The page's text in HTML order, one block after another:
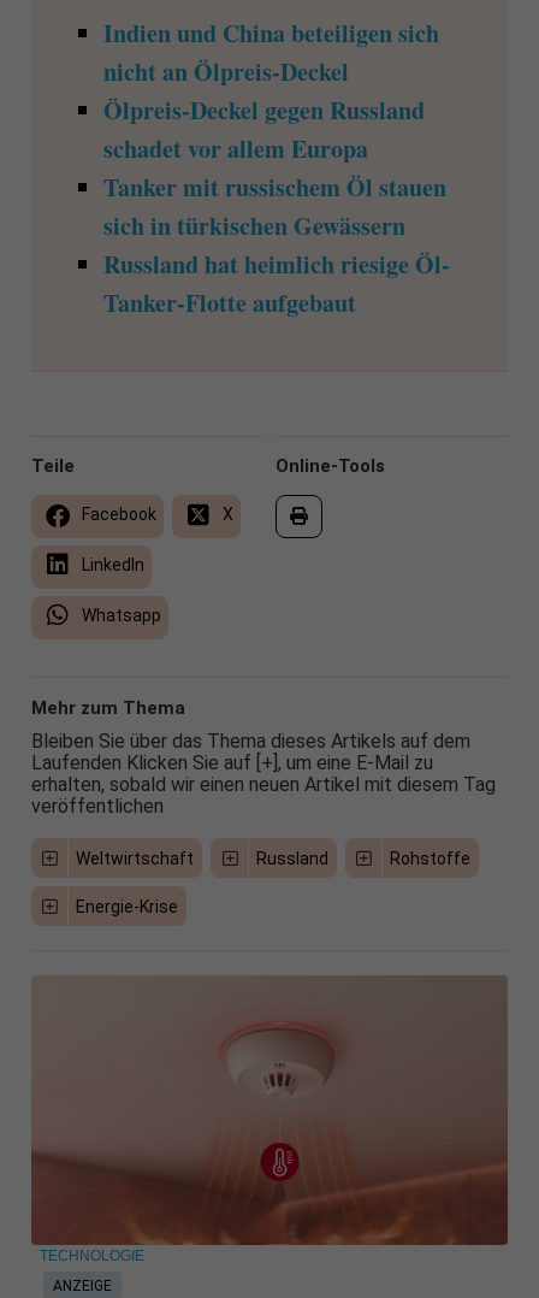
Indien und China beteiligen sich
nicht an Ölpreis-Deckel
Ölpreis-Deckel gegen Russland
schadet vor allem Europa
Tanker mit russischem Öl stauen
sich in türkischen Gewässern
Russland hat heimlich riesige Öl-
Tanker-Flotte aufgebaut
Online-Tools
Teile
Facebook X
LinkedIn
Whatsapp
Mehr zum Thema
Bleiben Sie über das Thema dieses Artikels auf dem
Laufenden Klicken Sie auf [+], um eine E-Mail zu
erhalten, sobald wir einen neuen Artikel mit diesem Tag
veröffentlichen
Weltwirtschaft Russland Rohstoffe
Energie-Krise
ANZEIGE
TECHNOLOGIE